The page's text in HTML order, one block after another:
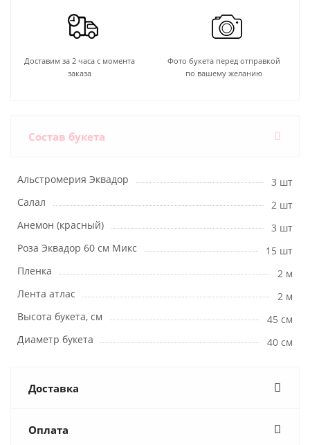
Доставим за 2 часа с момента
заказа
Фото букета перед отправкой
по вашему желанию
Состав букета
Альстромерия Эквадор
3 шт
Салал
2 шт
Анемон (красный)
3 шт
Роза Эквадор 60 см Микс
15 шт
Пленка
2 м
Лента атлас
2 м
Высота букета, см
45 см
Диаметр букета
40 см
Доставка
Оплата